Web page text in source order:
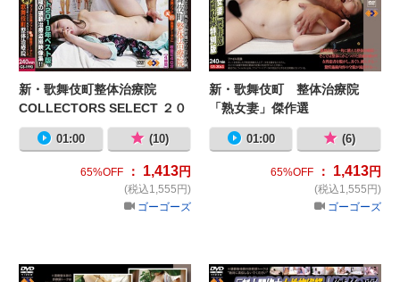
新・歌舞伎町整体治療院
COLLECTORS SELECT ２０
１９
01:00 (10)
65%OFF ： 1,413円
(税込1,555円)
ゴーゴーズ
新・歌舞伎町 整体治療院
「熟女妻」傑作選
01:00 (6)
65%OFF： 1,413円
(税込1,555円)
ゴーゴーズ
新・歌舞伎町 整体治療院「寝取ら
新